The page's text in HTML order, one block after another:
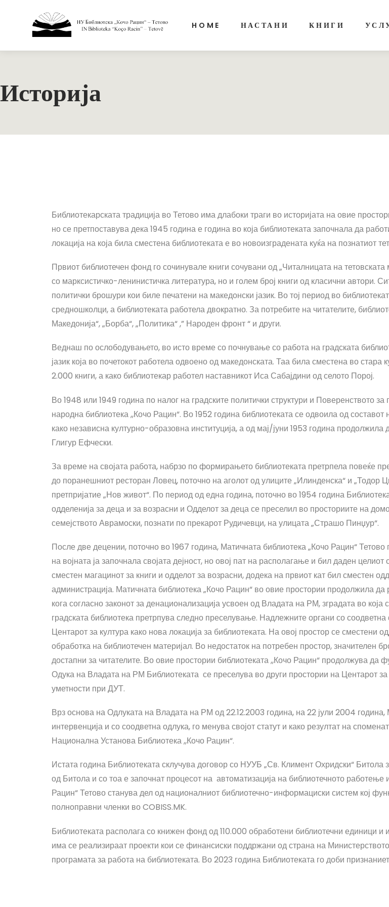
HOME НАСТАНИ КНИГИ
Историја
Библиотекарската традиција во Тетово има длабоки траги во историјата на овие
но се претпоставува дека 1945 година е година во која библиотеката започнала да
локација на која била сместена библиотеката е во новоизградената куќа на познатиот
Првиот библиотечен фонд го сочинувале книги сочувани од „Читалницата на
со марксистичко-ленинистичка литература, но и голем број книги од класични автори.
политички брошури кои биле печатени на македонски јазик. Во тој период во
средношколци, а библиотеката работела двократно. За потребите на читателите,
Македонија“, „Борба“, „Политика“ ,” Народен фронт “ и други.
Веднаш по ослободувањето, во исто време со почнување со работа на градската
јазик која во почетокот работела одвоено од македонската. Таа била сместена во
2.000 книги, а како библиотекар работел наставникот Иса Сабајдини од селото Порој.
Во 1948 или 1949 година по налог на градските политички структури и Поверенството
народна библиотека ,,Кочо Рацин“. Во 1952 година библиотеката се одвоила од
како независна културно-образовна институција, а од мај/јуни 1953 година
Глигур Ефчески.
За време на својата работа, набрзо по формирањето библиотеката претрпела повеќе
до поранешниот ресторан Ловец, поточно на аголот од улиците „Илинденска“ и „Тодор
претпријатие „Нов живот“. По период од една година, поточно во 1954 година
одделенија за деца и за возрасни и Одделот за деца се преселил во просториите на
семејството Аврамоски, познати по прекарот Рудичевци, на улицата „Страшо Пинџур“.
После две децении, поточно во 1967 година, Матичната библиотека „Кочо Рацин“
на војната ја започнала својата дејност, но овој пат на располагање и бил даден
сместен магацинот за книги и одделот за возрасни, додека на првиот кат бил сместен
администрација. Матичната библиотека „Кочо Рацин“ во овие простории продолжила
кога согласно законот за денационализација усвоен од Владата на РМ, зградата во
градската библиотека претрпува следно преселување. Надлежните органи со
Центарот за култура како нова локација за библиотеката. На овој простор се сместени
обработка на библиотечен материјал. Во недостаток на потребен простор, значителен
достапни за читателите. Во овие простории библиотеката ,,Кочо Рацин“ продолжува да
Одука на Владата на РМ Библиотеката се преселува во други простории на Центарот за
уметности при ДУТ.
Врз основа на Одлуката на Владата на РМ од 22.12.2003 година, на 22 јули 2004
интервенција и со соодветна одлука, го менува својот статут и како резултат на
Национална Установа Библиотека ,,Кочо Рацин“.
Истата година Библиотеката склучува договор со НУУБ „Св. Климент Охридски“
од Битола и со тоа е започнат процесот на автоматизација на библиотечното работење
Рацин“ Тетово станува дел од националниот библиотечно-информациски систем кој
полноправни членки во COBISS.MK.
Библиотеката располага со книжен фонд од 110.000 обработени библиотечни единици
има се реализираат проекти кои се финансиски поддржани од страна на
програмата за работа на библиотеката. Во 2023 година Библиотеката го доби